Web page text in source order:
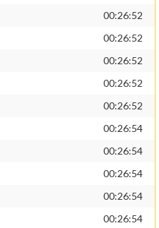
00:26:52
00:26:52
00:26:52
00:26:52
00:26:52
00:26:54
00:26:54
00:26:54
00:26:54
00:26:54